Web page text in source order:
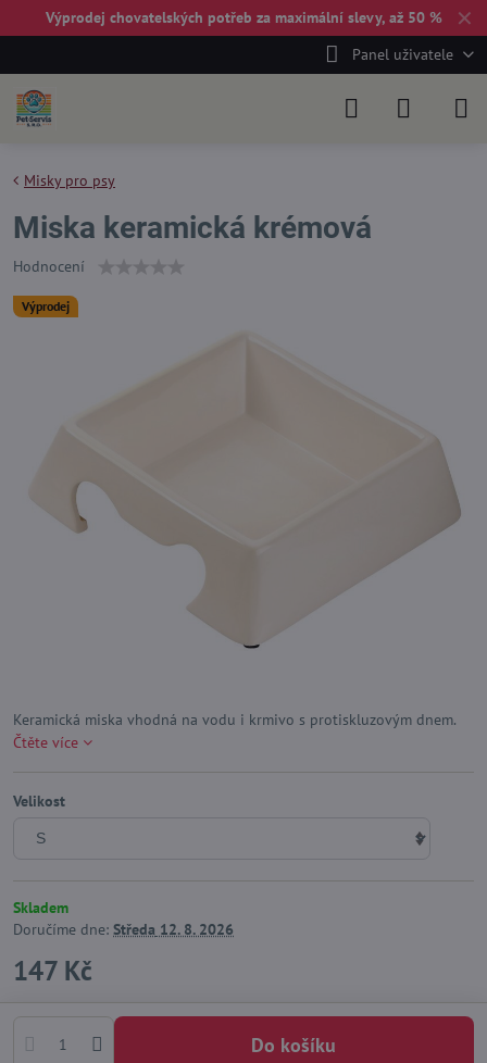
✕
Výprodej chovatelských potřeb za maximální slevy, až 50 %
Panel uživatele
Výprodej
Misky pro psy
Miska keramická krémová
Hodnocení
Keramická miska vhodná na vodu i krmivo s protiskluzovým dnem.
Čtěte více
Velikost
Skladem
Doručíme dne: Středa 12. 8. 2026
147 Kč
Do košíku